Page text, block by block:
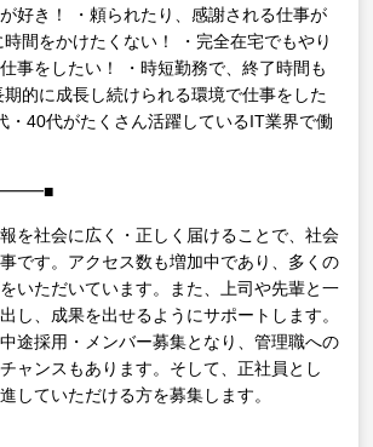
好き！
・頼られたり、感謝される仕事が
時間をかけたくない！
・完全在宅でもやり
事をしたい！
・時短勤務で、終了時間も
期的に成長し続けられる環境で仕事をした
・40代がたくさん活躍しているIT業界で働
を社会に広く・正しく届けることで、社会
です。アクセス数も増加中であり、多くの
いただいています。また、上司や先輩と一
し、成果を出せるようにサポートします。
途採用・メンバー募集となり、管理職への
ャンスもあります。そして、正社員とし
していただける方を募集します。